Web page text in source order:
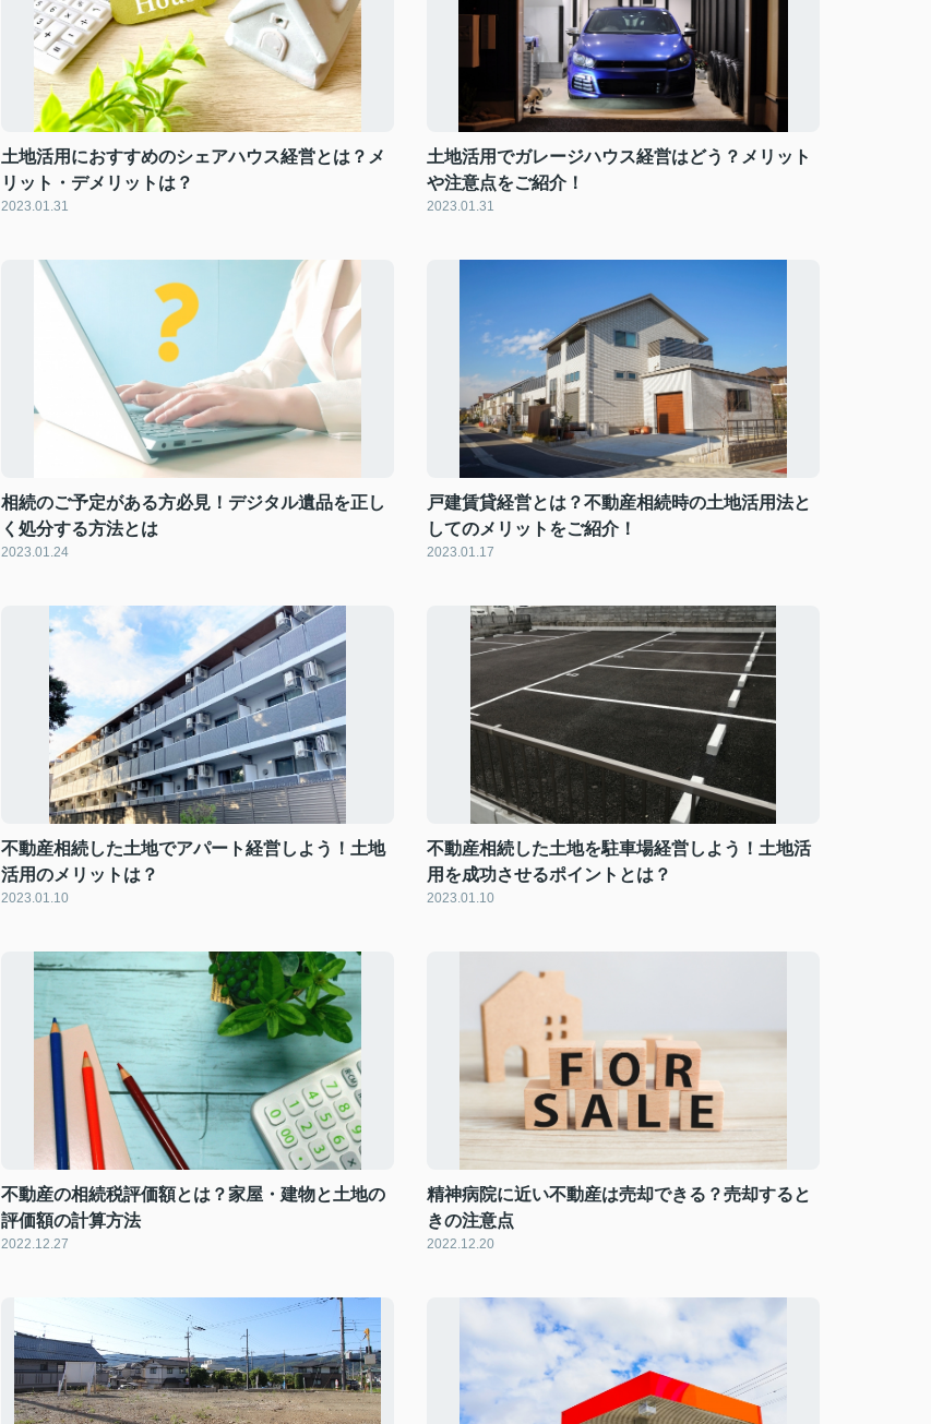
土地活用におすすめのシェアハウス経営とは？メ
リット・デメリットは？
2023.01.31
土地活用でガレージハウス経営はどう？メリット
や注意点をご紹介！
2023.01.31
相続のご予定がある方必見！デジタル遺品を正し
く処分する方法とは
2023.01.24
戸建賃貸経営とは？不動産相続時の土地活用法と
してのメリットをご紹介！
2023.01.17
不動産相続した土地でアパート経営しよう！土地
活用のメリットは？
2023.01.10
不動産相続した土地を駐車場経営しよう！土地活
用を成功させるポイントとは？
2023.01.10
不動産の相続税評価額とは？家屋・建物と土地の
評価額の計算方法
2022.12.27
精神病院に近い不動産は売却できる？売却すると
きの注意点
2022.12.20